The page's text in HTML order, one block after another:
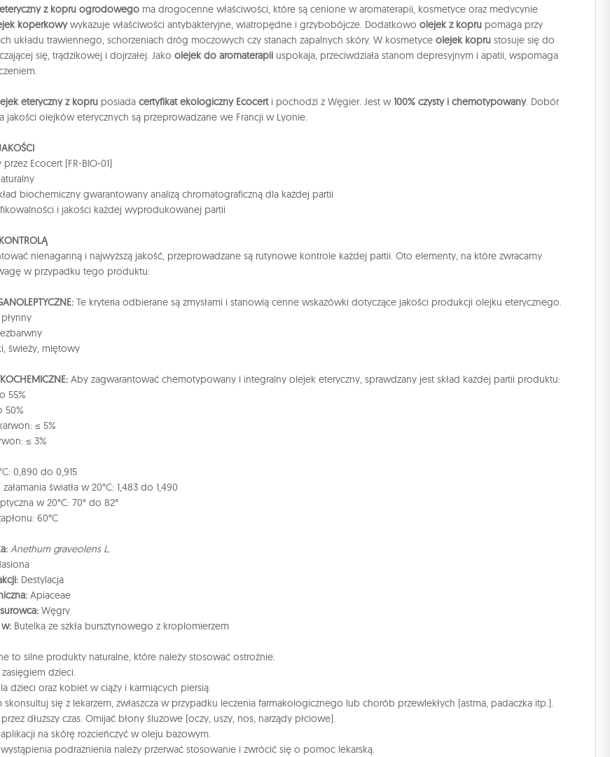
z kopru ogrodowego ma drogocenne właściwości, które są cenione w aromaterapii, kosmetyce oraz medycynie
koperkowywykazuje właściwości antybakteryjne, wiatropędne i grzybobójcze. Dodatkowo olejek z kopru pomaga przy
układu trawiennego, schorzeniach dróg moczowych czy stanach zapalnych skóry. W kosmetyce olejek kopru stosuje się do
się, trądzikowej i dojrzałej. Jako olejek do aromaterapii uspokaja, przeciwdziała stanom depresyjnym i apatii, wspomaga
eteryczny z kopru posiada certyfikat ekologiczny Ecocert i pochodzi z Węgier. Jest w100% czysty i chemotypowany. Dobór
jakości olejków eterycznych są przeprowadzane we Francji w Lyonie.
Ecocert (FR-BIO-01)
biochemiczny gwarantowany analizą chromatograficzną dla każdej partii
i jakości każdej wyprodukowanej partii
nienaganną i najwyższą jakość, przeprowadzane są rutynowe kontrole każdej partii. Oto elementy, na które zwracamy
w przypadku tego produktu:
Te kryteria odbierane są zmysłami i stanowią cenne wskazówki dotyczące jakości produkcji olejku eterycznego.
świeży, miętowy
Aby zagwarantować chemotypowany i integralny olejek eteryczny, sprawdzany jest skład każdej partii produktu:
55%
50%
≤ 5%
≤ 3%
0,890 do 0,915
światła w 20°C: 1,483 do 1,490
w 20°C: 70° do 82°
60°C
Anethum graveolens L.
Destylacja
Apiaceae
Węgry
Butelka ze szkła bursztynowego z kroplomierzem
to silne produkty naturalne, które należy stosować ostrożnie.
dzieci.
dzieci oraz kobiet w ciąży i karmiących piersią.
skonsultuj się z lekarzem, zwłaszcza w przypadku leczenia farmakologicznego lub chorób przewlekłych (astma, padaczka itp.).
dłuższy czas. Omijać błony śluzowe (oczy, uszy, nos, narządy płciowe).
na skórę rozcieńczyć w oleju bazowym.
podrażnienia należy przerwać stosowanie i zwrócić się o pomoc lekarską.